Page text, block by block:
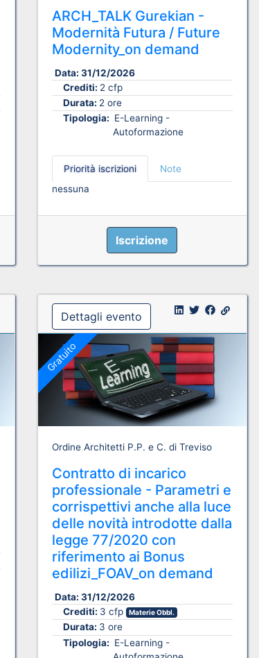
ARCH_TALK Gurekian -
Modernità Futura / Future
Modernity_on demand
Data: 31/12/2026
Crediti: 2 cfp
Durata: 2 ore
Tipologia: E-Learning -
Autoformazione
Priorità iscrizioni
Note
nessuna
Iscrizione
Dettagli evento
Gratuito
Ordine Architetti P.P. e C. di Treviso
Contratto di incarico
professionale - Parametri e
corrispettivi anche alla luce
delle novità introdotte dalla
legge 77/2020 con
riferimento ai Bonus
edilizi_FOAV_on demand
Data: 31/12/2026
Crediti: 3 cfp Materie Obbl.
Durata: 3 ore
Tipologia: E-Learning -